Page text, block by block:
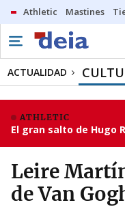
Athletic Mastines
ACTUALIDAD
ATHLETIC
El gran salto de Hugo
Leire
de Van